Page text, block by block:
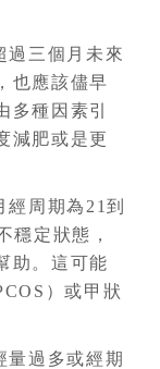
過三個月未來
也應該儘早
多種因素引
減肥或是更
經周期為21到
穩定狀態，
助。這可能
）或甲狀
量過多或經期